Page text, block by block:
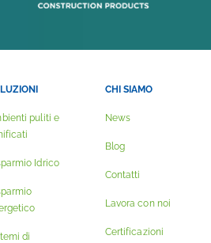
puliti e
Idrico
di
CHI SIAMO
News
Blog
Contatti
Lavora con noi
Certificazioni